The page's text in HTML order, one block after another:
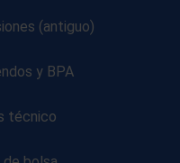
(antiguo)
y BPA
técnico